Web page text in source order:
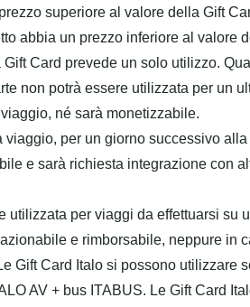
superiore al valore della Gift
abbia un prezzo inferiore al valore
Card prevede un solo utilizzo.
non potrà essere utilizzata per un
né sarà monetizzabile.
viaggio, per un giorno successivo
e sarà richiesta integrazione con
utilizzata per viaggi da effettuarsi su
e rimborsabile, neppure in
Gift Card Italo si possono utilizzare
AV + bus ITABUS. Le Gift Card